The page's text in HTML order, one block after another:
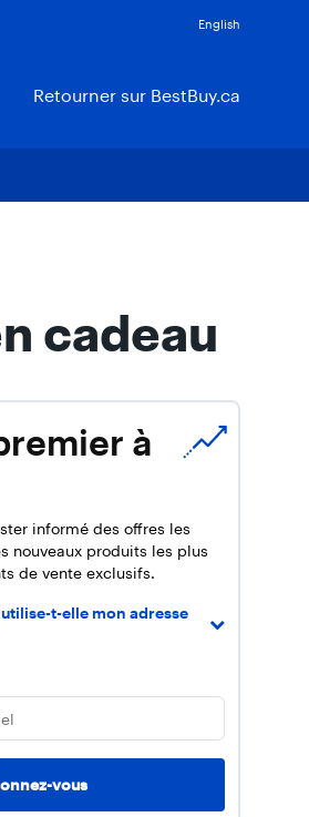
English
Retourner sur BestBuy.ca
cadeau
à
informé des offres les
nouveaux produits les plus
de vente exclusifs.
t-elle mon adresse